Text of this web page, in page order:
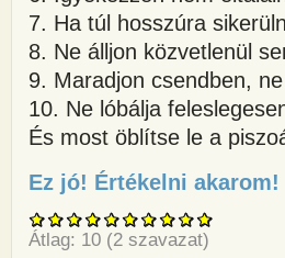
7. Ha túl hosszúra
8. Ne álljon közvetlenül
9. Maradjon csendben,
10. Ne lóbálja
És most öblítse le a
Ez jó! Értékelni akarom!
Átlag: 10 (2 szavazat)